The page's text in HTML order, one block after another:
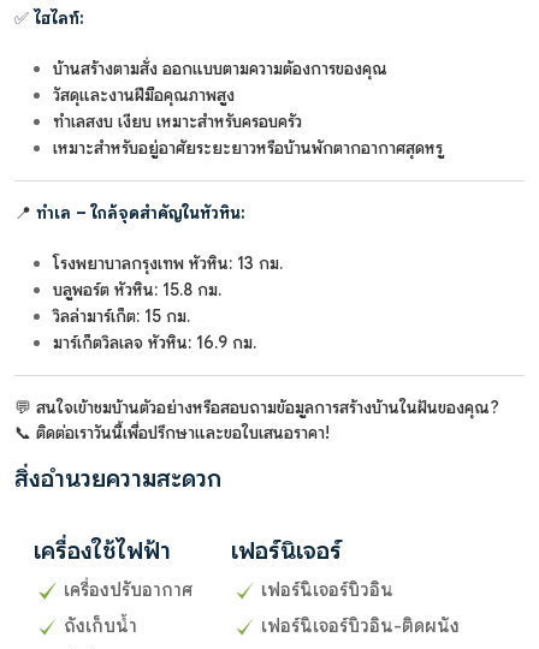
✅ ไฮไลท์:
บ้านสร้างตามสั่ง ออกแบบตามความต้องการของคุณ
วัสดุและงานฝีมือคุณภาพสูง
ทำเลสงบ เงียบ เหมาะสำหรับครอบครัว
เหมาะสำหรับอยู่อาศัยระยะยาวหรือบ้านพักตากอากาศสุดหรู
📍 ทำเล – ใกล้จุดสำคัญในหัวหิน:
โรงพยาบาลกรุงเทพ หัวหิน: 13 กม.
บลูพอร์ต หัวหิน: 15.8 กม.
วิลล่ามาร์เก็ต: 15 กม.
มาร์เก็ตวิลเลจ หัวหิน: 16.9 กม.
💬 สนใจเข้าชมบ้านตัวอย่างหรือสอบถามข้อมูลการสร้างบ้านในฝันของคุณ?
📞 ติดต่อเราวันนี้เพื่อปรึกษาและขอใบเสนอราคา!
สิ่งอำนวยความสะดวก
เครื่องใช้ไฟฟ้า
เครื่องปรับอากาศ
ถังเก็บน้ำ
เฟอร์นิเจอร์
เฟอร์นิเจอร์บิวอิน
เฟอร์นิเจอร์บิวอิน-ติดผนัง